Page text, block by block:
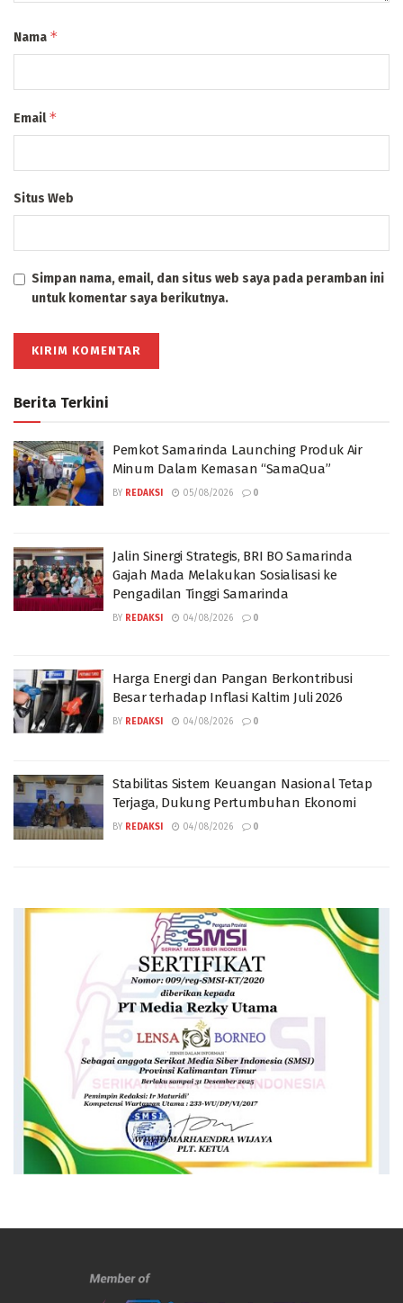
Nama *
Email*
Situs Web
Simpan nama, email, dan situs web saya pada peramban ini
untuk komentar saya berikutnya.
Berita Terkini
Pemkot Samarinda Launching Produk Air
Minum Dalam Kemasan “SamaQua”
BY REDAKSI 05/08/2026 0
Jalin Sinergi Strategis, BRI BO Samarinda
Gajah Mada Melakukan Sosialisasi ke
Pengadilan Tinggi Samarinda
BY REDAKSI 04/08/2026 0
Harga Energi dan Pangan Berkontribusi
Besar terhadap Inflasi Kaltim Juli 2026
BY REDAKSI 04/08/2026 0
Stabilitas Sistem Keuangan Nasional Tetap
Terjaga, Dukung Pertumbuhan Ekonomi
BY REDAKSI 04/08/2026 0